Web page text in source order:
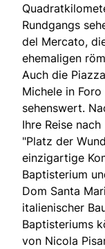
Rundgangs
del Mercato,
ehemaligen
Auch die
Michele in
sehenswert.
Ihre Reise
"Platz der
einzigartige
Baptisterium
Dom Santa
italienischer
Baptisteriums
von Nicola